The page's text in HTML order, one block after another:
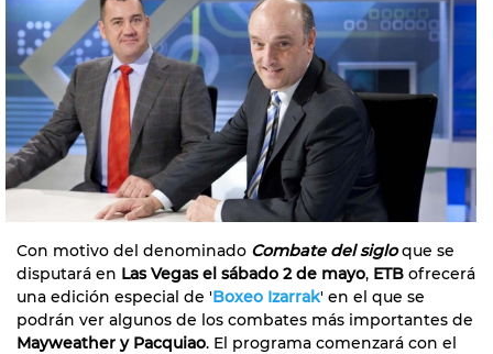
Con motivo del denominado Combate del sigloque se
disputará en Las Vegas el sábado 2 de mayo, ETB ofrecerá
una edición especial de 'Boxeo Izarrak' en el que se
podrán ver algunos de los combates más importantes de
Mayweather y Pacquiao. El programa comenzará con el